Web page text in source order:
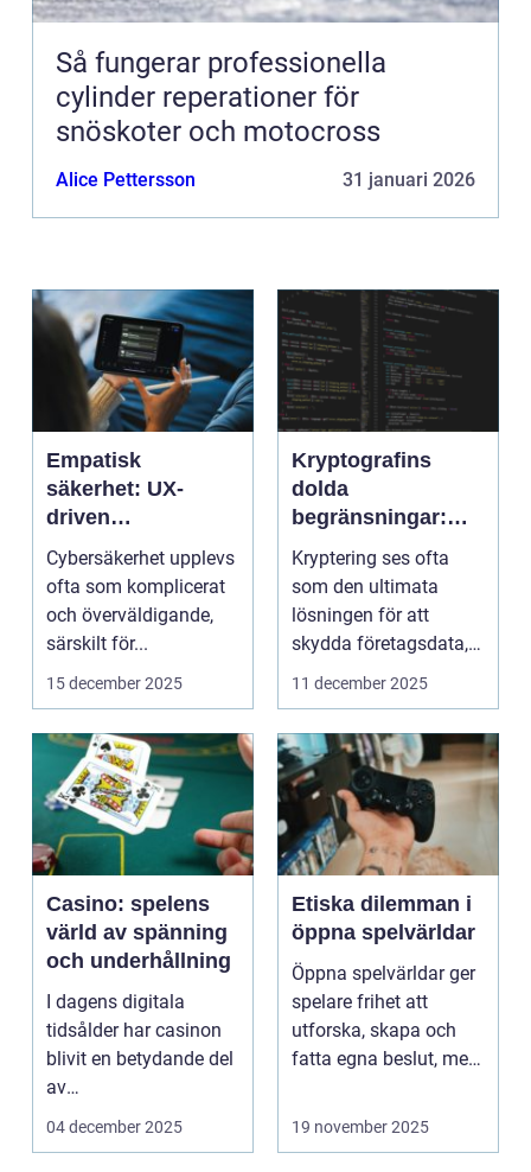
Så fungerar professionella
cylinder reperationer för
snöskoter och motocross
Alice Pettersson 31 januari 2026
Empatisk
säkerhet: UX-
driven
cybersäkerhet för
icke-tekniska
användare
Cybersäkerhet upplevs
ofta som komplicerat
och överväldigande,
särskilt för...
15 december 2025
Kryptografins
dolda
begränsningar:
När säker kod kan
missleda företag
Kryptering ses ofta
som den ultimata
lösningen för att
skydda företagsdata,
men verkl...
11 december 2025
Casino: spelens
värld av spänning
och underhållning
I dagens digitala
tidsålder har casinon
blivit en betydande del
av
onlineunderhållning. ...
04 december 2025
Etiska dilemman i
öppna spelvärldar
Öppna spelvärldar ger
spelare frihet att
utforska, skapa och
fatta egna beslut, men
19 november 2025